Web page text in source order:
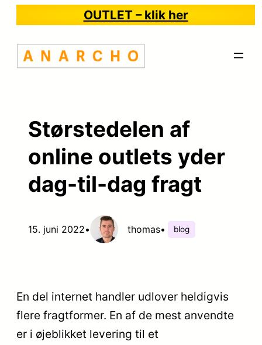
indhold
OUTLET – klik her
Størstedelen af
online outlets yder
dag-til-dag fragt
15. juni 2022• thomas• blog
En del internet handler udlover heldigvis
flere fragtformer. En af de mest anvendte
er i øjeblikket levering til et